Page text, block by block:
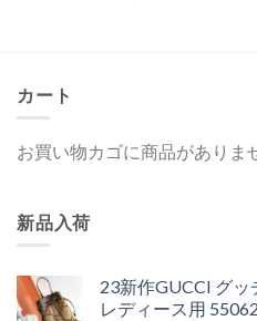
カート
お買い物カゴに商品がありま
新品入荷
23新作GUCCI グ
レディース用